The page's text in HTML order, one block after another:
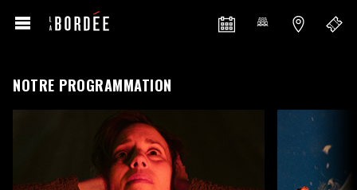
NOTRE PROGRAMMATION